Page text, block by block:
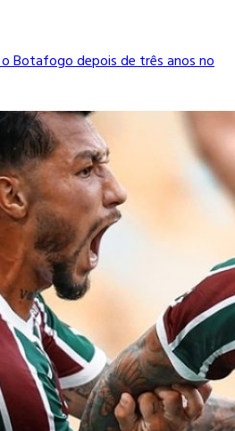
o Botafogo depois de três anos no